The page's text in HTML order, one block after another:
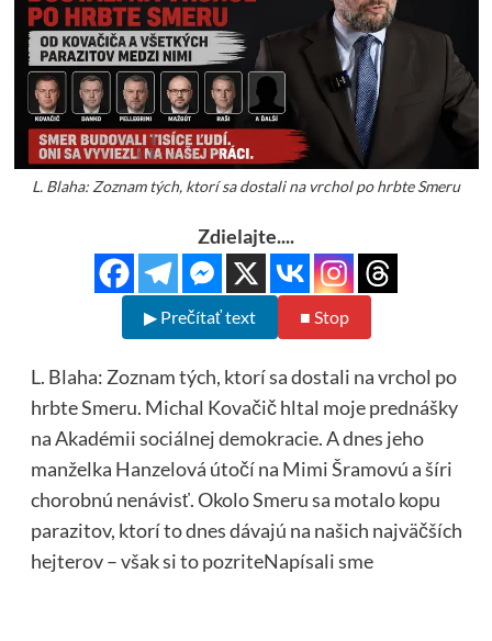
L. Blaha: Zoznam tých, ktorí sa dostali na vrchol po hrbte Smeru
Zdielajte....
▶ Prečítať text ■ Stop
L. Blaha: Zoznam tých, ktorí sa dostali na vrchol po
hrbte Smeru. Michal Kovačič hltal moje prednášky
na Akadémii sociálnej demokracie. A dnes jeho
manželka Hanzelová útočí na Mimi Šramovú a šíri
chorobnú nenávisť. Okolo Smeru sa motalo kopu
parazitov, ktorí to dnes dávajú na našich najväčších
hejterov – však si to pozriteNapísali sme